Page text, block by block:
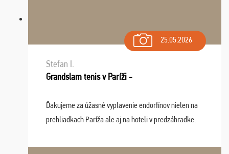
25.05.2026
Stefan I.
Grandslam tenis v Paríži -
Ďakujeme za úžasné vyplavenie endorfínov nielen na
prehliadkach Paríža ale aj na hoteli v predzáhradke.
spomínať a zväžujeme repete budúci rok : ...